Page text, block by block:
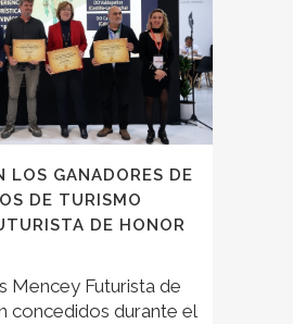
LOS GANADORES DE
DE TURISMO
DE HONOR
Mencey Futurista de
concedidos durante el